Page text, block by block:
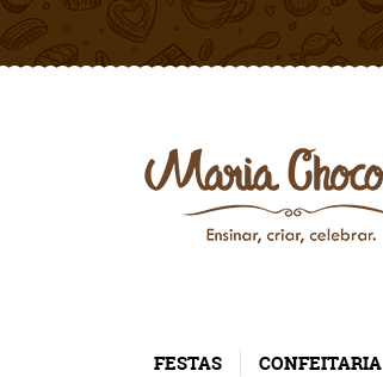
FESTAS CONFEITARIA